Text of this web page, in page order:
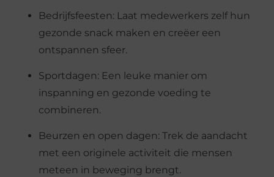
Bedrijfsfeesten: Laat medewerkers zelf hun
gezonde snack maken en creëer een
ontspannen sfeer.
Sportdagen: Een leuke manier om
inspanning en gezonde voeding te
combineren.
Beurzen en open dagen: Trek de aandacht
met een originele activiteit die mensen
meteen in beweging brengt.